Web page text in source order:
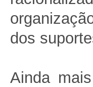
dos
Ainda